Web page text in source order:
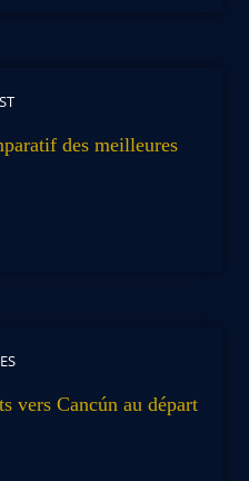
des meilleures
vers Cancún au départ